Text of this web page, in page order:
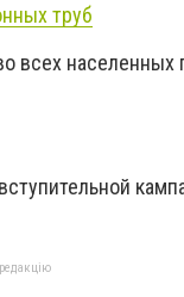
труб
всех населенных